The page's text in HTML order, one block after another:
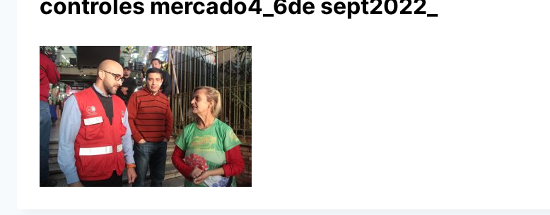
controles mercado4_6de sept2022_